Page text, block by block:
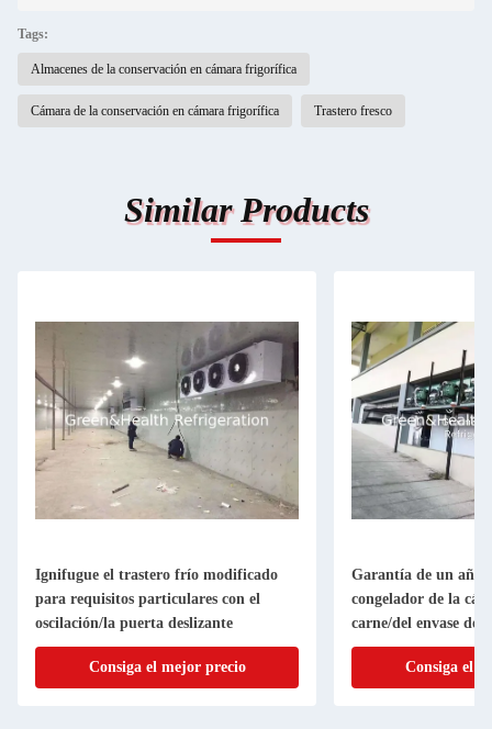
Tags:
Almacenes de la conservación en cámara frigorífica
Cámara de la conservación en cámara frigorífica Trastero fresco
Similar Products
Ignifugue el trastero frío modificado
para requisitos particulares con el
oscilación/la puerta deslizante
Consiga el mejor precio
Garantía de un año
congelador de la
carne/del envase del
Consiga el